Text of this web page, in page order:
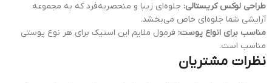
طراحی لوکس کریستالی: جلوه‌ای زیبا و منحصر‌به‌فرد که به مجموعه
آرایشی شما جلوه‌ای خاص می‌بخشد.
مناسب برای انواع پوست: فرمول ملایم این استیک برای هر نوع پوستی
مناسب است.
نظرات مشتریان